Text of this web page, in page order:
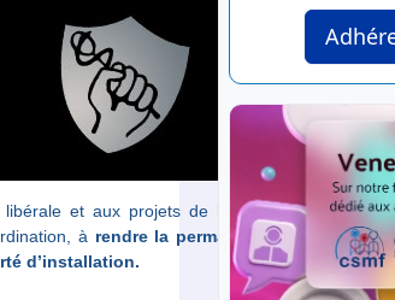
et aux projets de loi visant à
à rendre la permanence de
d’installation.